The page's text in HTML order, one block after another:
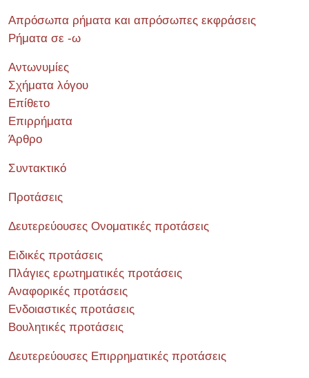
Απρόσωπα ρήματα και απρόσωπες εκφράσεις
Ρήματα σε -ω
Αντωνυμίες
Σχήματα λόγου
Επίθετο
Επιρρήματα
Άρθρο
Συντακτικό
Προτάσεις
Δευτερεύουσες Ονοματικές προτάσεις
Ειδικές προτάσεις
Πλάγιες ερωτηματικές προτάσεις
Αναφορικές προτάσεις
Ενδοιαστικές προτάσεις
Βουλητικές προτάσεις
Δευτερεύουσες Επιρρηματικές προτάσεις